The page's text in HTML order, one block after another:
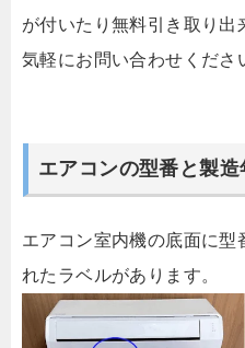
が付いたり無料引き取り出
気軽にお問い合わせくださ
エアコンの型番と製
エアコン室内機の底面に型
れたラベルがあります。